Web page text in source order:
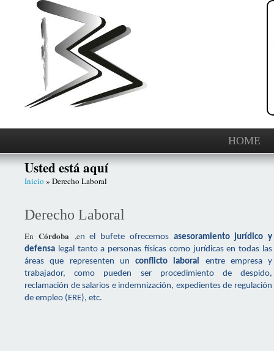
HOME
Usted está aquí
Inicio » Derecho Laboral
Derecho Laboral
En Córdoba ,en el bufete ofrecemos asesoramiento jurídico y
defensa legal tanto a personas físicas como jurídicas en todas las
áreas que representen un conflicto laboral entre empresa y
trabajador, como pueden ser procedimiento de despido,
reclamación de salarios e indemnización, expedientes de regulación
de empleo (ERE), etc.